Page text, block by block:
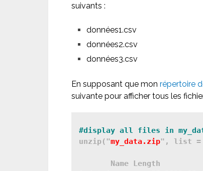
suivants :
données1.csv
données2.csv
données3.csv
En supposant que mon répertoire
suivante pour afficher tous les
#display all files in
unzip("my_data.zip", list =
Name Length